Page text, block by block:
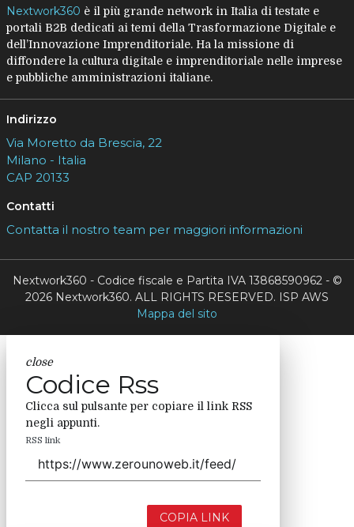
Nextwork360 è il più grande network in Italia di testate e
portali B2B dedicati ai temi della Trasformazione Digitale e
dell’Innovazione Imprenditoriale. Ha la missione di
diffondere la cultura digitale e imprenditoriale nelle imprese
e pubbliche amministrazioni italiane.
Indirizzo
Via Moretto da Brescia, 22
Milano - Italia
CAP 20133
Contatti
Contatta il nostro team per maggiori informazioni
Nextwork360 - Codice fiscale e Partita IVA 13868590962 - ©
2026 Nextwork360. ALL RIGHTS RESERVED. ISP AWS
Mappa del sito
close
Codice Rss
Clicca sul pulsante per copiare il link RSS
negli appunti.
RSS link
COPIA LINK